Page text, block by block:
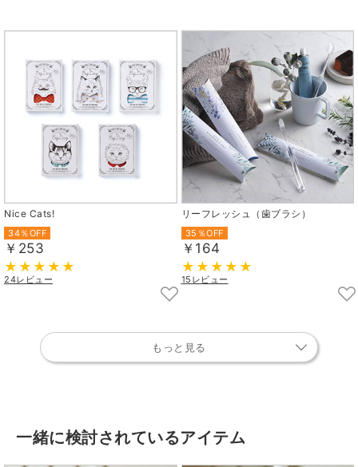
Nice Cats!
34％OFF
￥253
24レビュー
リーフレッシュ（歯ブラシ）
35％OFF
￥164
15レビュー
もっと見る
一緒に検討されているアイテム